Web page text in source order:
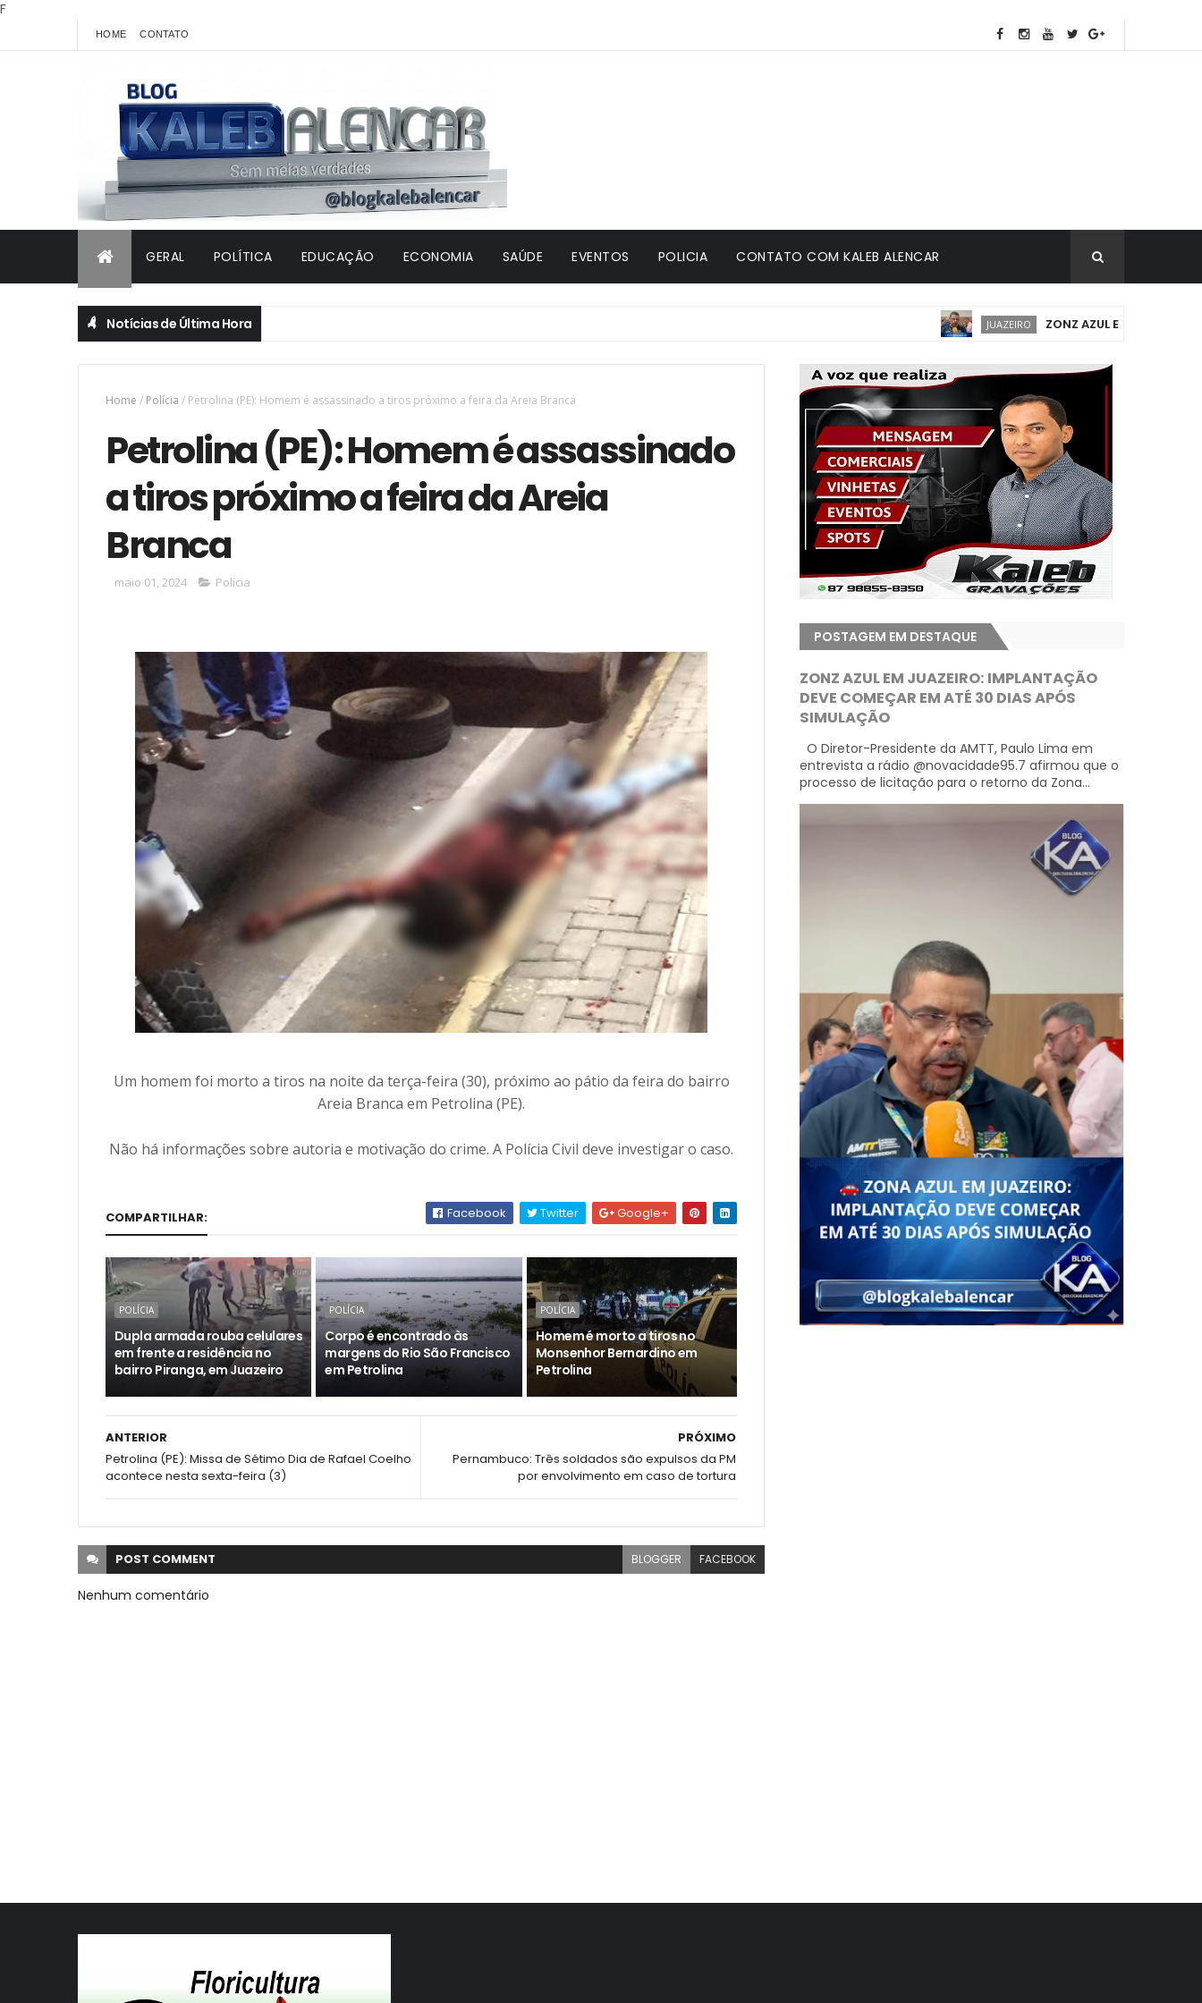
F
HOME CONTATO
GERAL POLÍTICA EDUCAÇÃO ECONOMIA SAÚDE EVENTOS POLICIA CONTATO COM KALEB ALENCAR
Notícias de Última Hora JUAZEIRO ZONZ AZUL EM JUAZEIRO:
Home / Polícia / Petrolina (PE): Homem é assassinado a tiros próximo a feira da Areia Branca
Petrolina (PE): Homem é assassinado
a tiros próximo a feira da Areia
Branca
maio 01, 2024 Polícia
Um homem foi morto a tiros na noite da terça-feira (30), próximo ao pátio da feira do bairro
Areia Branca em Petrolina (PE).
Não há informações sobre autoria e motivação do crime. A Polícia Civil deve investigar o caso.
COMPARTILHAR: Facebook Twitter Google+
POLÍCIA
Dupla armada rouba celulares
em frente a residência no
bairro Piranga, em Juazeiro
POLÍCIA
Corpo é encontrado às
margens do Rio São Francisco
em Petrolina
POLÍCIA
Homem é morto a tiros no
Monsenhor Bernardino em
Petrolina
PRÓXIMO
Pernambuco: Três soldados são expulsos da PM
por envolvimento em caso de tortura
ANTERIOR
Petrolina (PE): Missa de Sétimo Dia de Rafael Coelho
acontece nesta sexta-feira (3)
POST COMMENT BLOGGER FACEBOOK
Nenhum comentário
POSTAGEM EM DESTAQUE
ZONZ AZUL EM JUAZEIRO: IMPLANTAÇÃO
DEVE COMEÇAR EM ATÉ 30 DIAS APÓS
SIMULAÇÃO
O Diretor-Presidente da AMTT, Paulo Lima em
entrevista a rádio @novacidade95.7 afirmou que o
processo de licitação para o retorno da Zona...